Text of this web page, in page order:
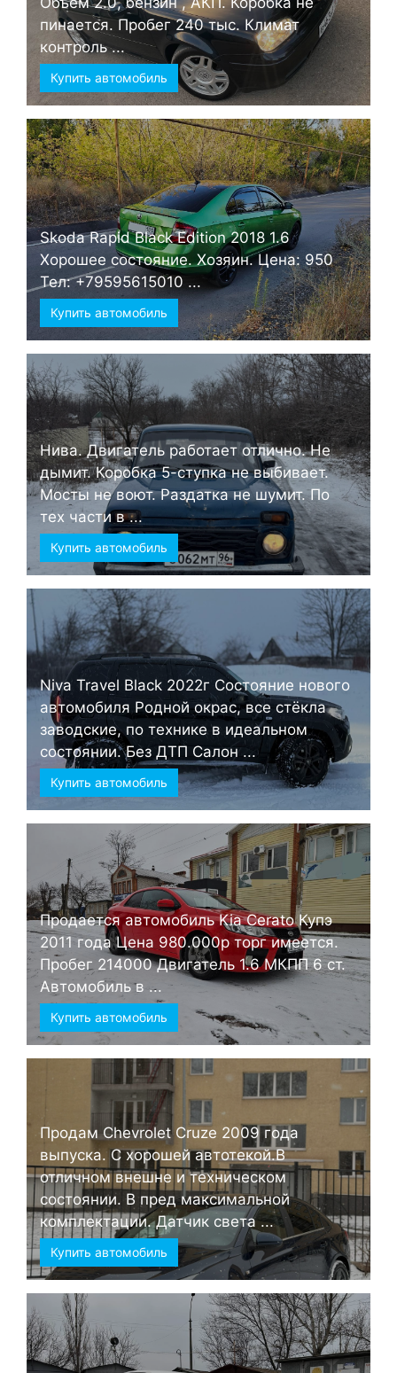
пинается. Пробег 240 тыс. Климат
контроль ...
Купить автомобиль
Skoda Rapid Black Edition 2018 1.6
Хорошее состояние. Хозяин. Цена: 950
Тел: +79595615010 ...
Купить автомобиль
Нива. Двигатель работает отлично. Не
дымит. Коробка 5-ступка не выбивает.
Мосты не воют. Раздатка не шумит. По
тех части в ...
Купить автомобиль
Niva Travel Black 2022г Состояние нового
автомобиля Родной окрас, все стёкла
заводские, по технике в идеальном
состоянии. Без ДТП Салон ...
Купить автомобиль
Продается автомобиль Kia Cerato Купэ
2011 года Цена 980.000р торг имеется.
Пробег 214000 Двигатель 1.6 МКПП 6 ст.
Автомобиль в ...
Купить автомобиль
Продам Chevrolet Cruze 2009 года
выпуска. С хорошей автотекой.В
отличном внешне и техническом
состоянии. В пред максимальной
комплектации. Датчик света ...
Купить автомобиль